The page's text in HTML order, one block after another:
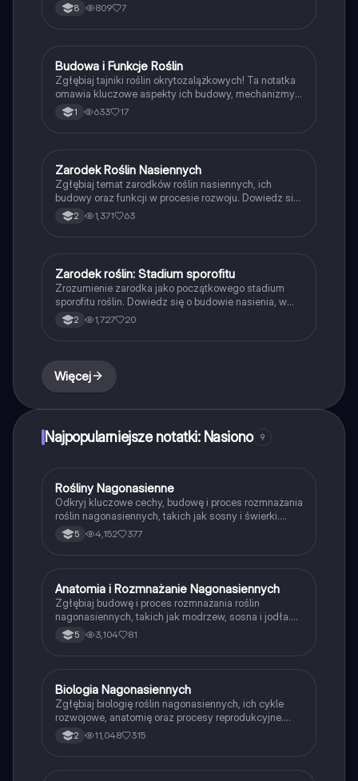
Dowiedz się, jak nasiona i owoce wpływają na
rozmnażanie i rozsiewanie roślin. Idealne dla uczniów
8 809 7
Biologia
Budowa i Funkcje Roślin
Zgłębiaj tajniki roślin okrytozalążkowych! Ta notatka
omawia kluczowe aspekty ich budowy, mechanizmy
zapylenia oraz różnorodność nasion. Idealna dla
uczniów biologii, którzy chcą zrozumieć procesy
1 633 17
Biologia
Zarodek Roślin Nasiennych
Zgłębiaj temat zarodków roślin nasiennych, ich
budowy oraz funkcji w procesie rozwoju. Dowiedz się
o strukturze nasienia, roli bielma oraz etapach wzrostu
zarodków. Idealne dla studentów biologii i botaniki.
2 1,371 63
Biologia
Zarodek roślin: Stadium sporofitu
Zrozumienie zarodka jako początkowego stadium
sporofitu roślin. Dowiedz się o budowie nasienia, w
tym o epikotylu, hipokotylu, bielmie i lupinie nasiennej.
Ta notatka zawiera kluczowe informacje o rozwoju
2 1,727 20
Więcej
Najpopularniejsze notatki: Nasiono 9
Biologia
Rośliny Nagonasienne
Odkryj kluczowe cechy, budowę i proces rozmnażania
roślin nagonasiennych, takich jak sosny i świerki.
Dowiedz się o ich znaczeniu w ekosystemie oraz
zastosowaniach w budownictwie i przemyśle. Idealne
5 4,152 377
Biologia
Anatomia i Rozmnażanie Nagonasiennych
Zgłębiaj budowę i proces rozmnażania roślin
nagonasiennych, takich jak modrzew, sosna i jodła.
Dowiedz się o strukturze kwiatów, nasionach oraz
etapach zapłodnienia i kiełkowania. Idealne dla
5 3,104 81
Biologia
Biologia Nagonasiennych
Zgłębiaj biologię roślin nagonasiennych, ich cykle
rozwojowe, anatomię oraz procesy reprodukcyjne.
Dowiedz się o sporoficie, gametoficie, kwiatostanach
oraz znaczeniu nagonasiennych w ekosystemach.
2 11,048 315